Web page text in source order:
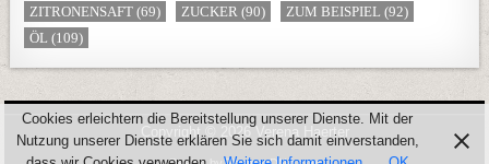
ZITRONENSAFT (69) ZUCKER (90) ZUM BEISPIEL (92)
ÖL (109)
Copyright © 2026 Verena Haerter
Cookies erleichtern die Bereitstellung unserer Dienste. Mit der
Nutzung unserer Dienste erklären Sie sich damit einverstanden,